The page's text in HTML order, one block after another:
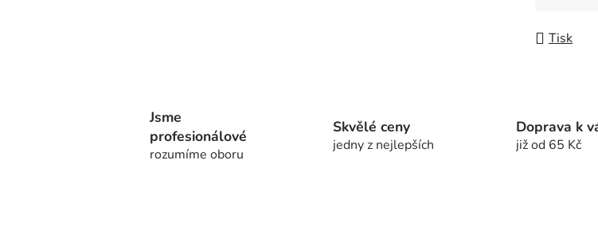
Tisk
Jsme
profesionálové
rozumíme oboru
Skvělé ceny
jedny z nejlepších
Doprava k
již od 65 Kč